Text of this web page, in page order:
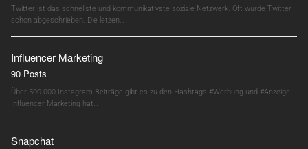
Twitter ist das schnellste und kommunikativste soziale Netzwerk. Oft wurde Twitter
schon abgeschrieben. Die letzen…
Influencer Marketing
90 Posts
Über 500.000 Instagram Beiträge gibt es zu den Hashtags #Werbung und #Anzeige.
Influencer Marketing hat…
Snapchat